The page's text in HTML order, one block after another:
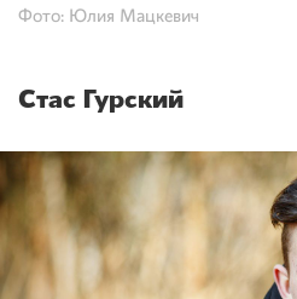
Фото: Юлия Мацкевич
Стас Гурский